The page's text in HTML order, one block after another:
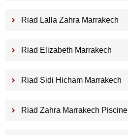
Riad Lalla Zahra Marrakech
Riad Elizabeth Marrakech
Riad Sidi Hicham Marrakech
Riad Zahra Marrakech Piscine